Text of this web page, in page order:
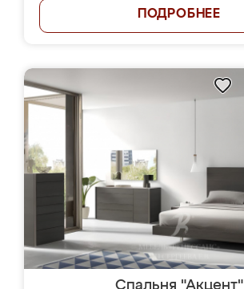
ПОДРОБНЕЕ
Спальня "Акцент"